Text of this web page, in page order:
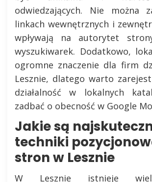
odwiedzających. Nie można
linkach wewnętrznych i
wpływają na autorytet
wyszukiwarek. Dodatkowo,
ogromne znaczenie dla firm
Lesznie, dlatego warto
działalność w lokalnych
zadbać o obecność w Google
Jakie są
techniki
stron w Lesznie
W Lesznie istnieje